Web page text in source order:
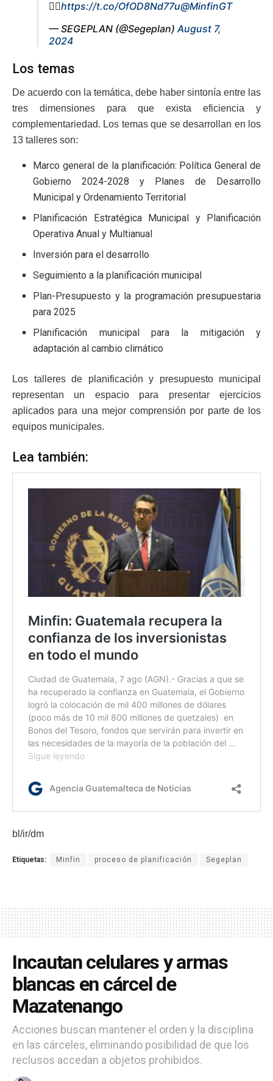
👉🏻https://t.co/OfOD8Nd77u@MinfinGT
— SEGEPLAN (@Segeplan) August 7,
2024
Los temas
De acuerdo con la temática, debe haber sintonía entre las
tres dimensiones para que exista eficiencia y
complementariedad. Los temas que se desarrollan en los
13 talleres son:
Marco general de la planificación: Política General de
Gobierno 2024-2028 y Planes de Desarrollo
Municipal y Ordenamiento Territorial
Planificación Estratégica Municipal y Planificación
Operativa Anual y Multianual
Inversión para el desarrollo
Seguimiento a la planificación municipal
Plan-Presupuesto y la programación presupuestaria
para 2025
Planificación municipal para la mitigación y
adaptación al cambio climático
Los talleres de planificación y presupuesto municipal
representan un espacio para presentar ejercicios
aplicados para una mejor comprensión por parte de los
equipos municipales.
Lea también:
bl/ir/dm
Etiquetas: Minfin proceso de planificación Segeplan
Incautan celulares y armas
blancas en cárcel de
Mazatenango
Acciones buscan mantener el orden y la disciplina
en las cárceles, eliminando posibilidad de que los
reclusos accedan a objetos prohibidos.